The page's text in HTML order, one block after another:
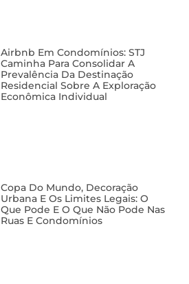
Airbnb Em Condomínios: STJ
Caminha Para Consolidar A
Prevalência Da Destinação
Residencial Sobre A Exploração
Econômica Individual
Copa Do Mundo, Decoração
Urbana E Os Limites Legais: O
Que Pode E O Que Não Pode Nas
Ruas E Condomínios